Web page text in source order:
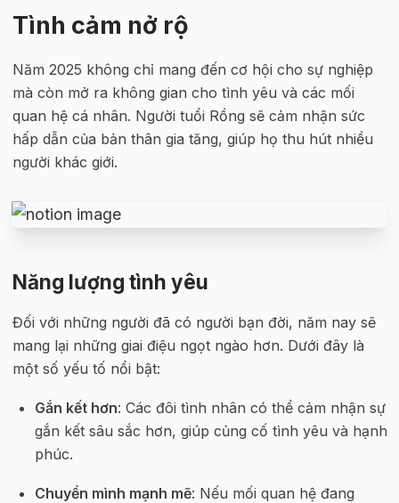
Tình cảm nở rộ
Năm 2025 không chỉ mang đến cơ hội cho sự nghiệp
mà còn mở ra không gian cho tình yêu và các mối
quan hệ cá nhân. Người tuổi Rồng sẽ cảm nhận sức
hấp dẫn của bản thân gia tăng, giúp họ thu hút nhiều
người khác giới.
Năng lượng tình yêu
Đối với những người đã có người bạn đời, năm nay sẽ
mang lại những giai điệu ngọt ngào hơn. Dưới đây là
một số yếu tố nổi bật:
Gắn kết hơn: Các đôi tình nhân có thể cảm nhận sự
gắn kết sâu sắc hơn, giúp củng cố tình yêu và hạnh
phúc.
Chuyển mình mạnh mẽ: Nếu mối quan hệ đang